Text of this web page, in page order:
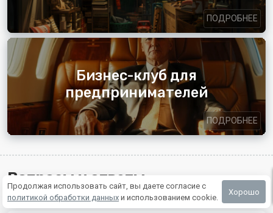
ПОДРОБНЕЕ
Бизнес-клуб для
предпринимателей
ПОДРОБНЕЕ
Вопросы и ответы
ОТ КЛИЕНТОВ ИЗ РЕСПУБЛИКИ САХА И ПО ВСЕЙ РОССИИ
Продолжая использовать сайт, вы даете согласие с
политикой обработки данных и использованием cookie.
Хорошо